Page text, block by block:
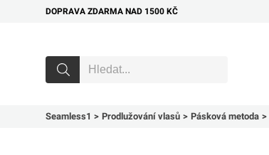
DOPRAVA ZDARMA NAD 1500 KČ
Seamless1 Prodlužování vlasů Pásková metoda